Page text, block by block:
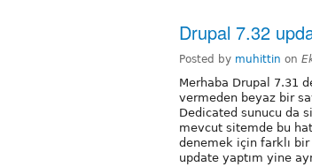
Drupal 7.32
Posted by muhittin on
Merhaba Drupal 7.31
vermeden beyaz bir
Dedicated sunucu da
mevcut sitemde bu
denemek için farklı
update yaptım yine